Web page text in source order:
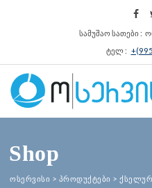
სამუშაო სათები :
ტელ :
Shop
ოსერვისი > პროდუქტები >